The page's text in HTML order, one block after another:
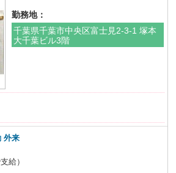
勤務地：
千葉県千葉市中央区富士見2-3-1 塚本
大千葉ビル3階
外来
給）